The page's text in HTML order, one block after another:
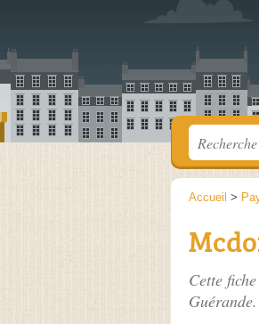
Accueil >
Cette
Guérande.